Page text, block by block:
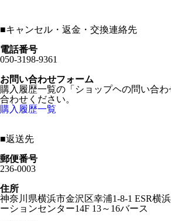
■キャンセル・返金・交換連絡先
電話番号
050-3198-9361
お問い合わせフォーム
購入履歴一覧の「ショップヘの問い合
合わせください。
購入履歴一覧
■返送先
郵便番号
236-0003
住所
神奈川県横浜市金沢区幸浦1-8-1 ESR横
ーションセンター14F 13～16バース